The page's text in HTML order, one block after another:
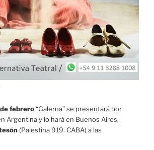
febrero“Galerna” se presentará por
Argentina y lo hará en Buenos Aires,
(Palestina 919. CABA) a las